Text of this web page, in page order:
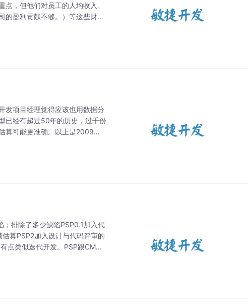
，但他们对员工的人均收入、
的盈利贡献不够。）等这些财务
发项目经理觉得应该也用数据分
已经有超过50年的历史，过千份
算可能更准确。以上是2009年I
排除了多少缺陷PSP0.1加入代
算PSP2加入设计与代码评审的
点类似迭代开发。PSP跟CMMI